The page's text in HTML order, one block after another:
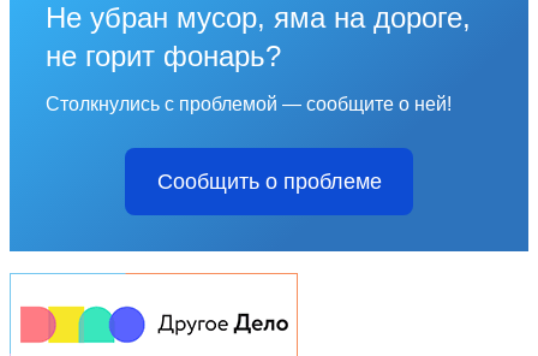
Не убран мусор, яма на дороге,
не горит фонарь?
Столкнулись с проблемой — сообщите о ней!
Сообщить о проблеме